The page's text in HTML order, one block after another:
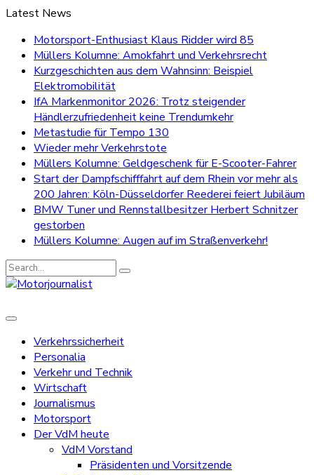
Latest News
Motorsport-Enthusiast Klaus Ridder wird 85
Müllers Kolumne: Amokfahrt und Verkehrsrecht
Kurzgeschichten aus dem Wahnsinn: Beispiel
Elektromobilität
IfA Markenmonitor 2026: Trotz steigender
Händlerzufriedenheit keine Trendumkehr
Metastudie für Tempo 130
Wieder mehr Verkehrstote
Müllers Kolumne: Geldgeschenk für E-Scooter-Fahrer
Start der Dampfschifffahrt auf dem Rhein vor mehr als
200 Jahren: Köln-Düsseldorfer Reederei feiert Jubiläum
BMW Tuner und Rennstallbesitzer Herbert Schnitzer
gestorben
Müllers Kolumne: Augen auf im Straßenverkehr!
Search
for:
Verkehrssicherheit
Personalia
Verkehr und Technik
Wirtschaft
Journalismus
Motorsport
Der VdM heute
VdM Vorstand
Präsidenten und Vorsitzende